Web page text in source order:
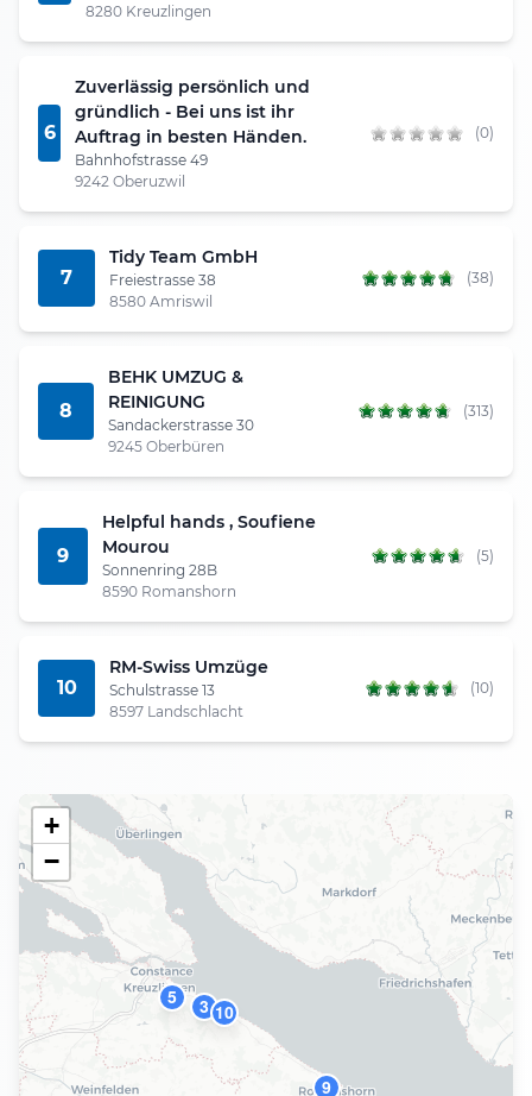
8280 Kreuzlingen
6
Zuverlässig persönlich und
gründlich - Bei uns ist ihr
Auftrag in besten Händen.
Bahnhofstrasse 49
9242 Oberuzwil
(0)
7
Tidy Team GmbH
Freiestrasse 38
8580 Amriswil
(38)
8
BEHK UMZUG &
REINIGUNG
Sandackerstrasse 30
9245 Oberbüren
(313)
9
Helpful hands , Soufiene
Mourou
Sonnenring 28B
8590 Romanshorn
(5)
10
RM-Swiss Umzüge
Schulstrasse 13
8597 Landschlacht
(10)
3
5
9
10
+
−